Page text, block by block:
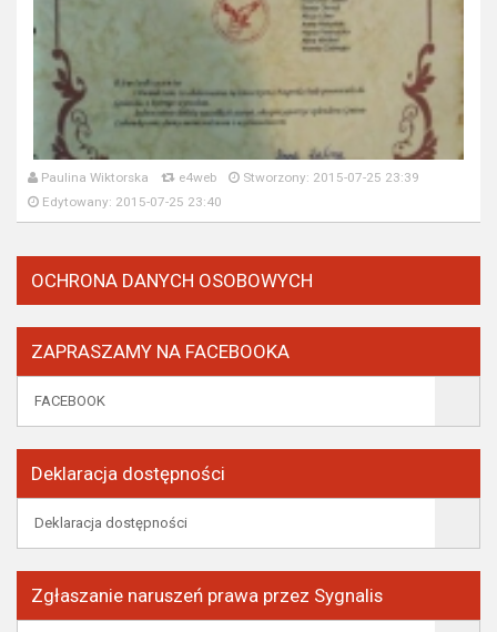
Paulina Wiktorska e4web
Stworzony: 2015-07-25 23:39
Edytowany: 2015-07-25 23:40
OCHRONA DANYCH OSOBOWYCH
ZAPRASZAMY NA FACEBOOKA
FACEBOOK
Deklaracja dostępności
Deklaracja dostępności
Zgłaszanie naruszeń prawa przez Sygnalis